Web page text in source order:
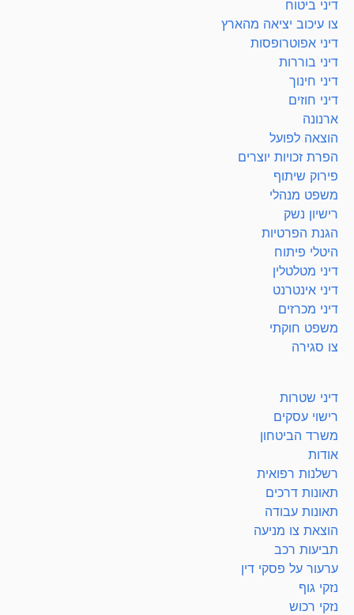
דיני ביטוח
צו עיכוב יציאה מהארץ
דיני אפוטרופסות
דיני בוררות
דיני חינוך
דיני חוזים
ארנונה
הוצאה לפועל
הפרת זכויות יוצרים
פירוק שיתוף
משפט מנהלי
רישיון נשק
הגנת הפרטיות
היטלי פיתוח
דיני מטלטלין
דיני אינטרנט
דיני מכרזים
משפט חוקתי
צו סגירה
דיני שטרות
רישוי עסקים
משרד הביטחון
אודות
רשלנות רפואית
תאונות דרכים
תאונות עבודה
הוצאת צו מניעה
תביעות רכב
ערעור על פסקי דין
נזקי גוף
נזקי רכוש